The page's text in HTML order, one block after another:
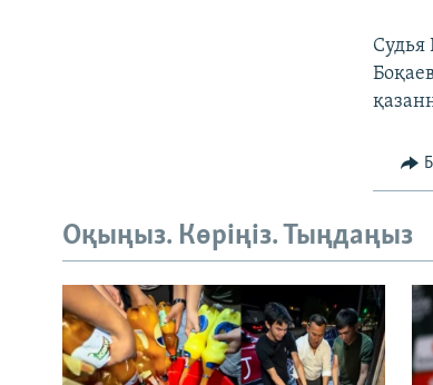
Оқыңыз. Көріңіз. Тыңдаңыз